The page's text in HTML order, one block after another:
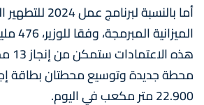
أما بالنسبة
محطة جديدة وتوسيع محطتان بطاقة
22.900 متر مكعب في اليوم.